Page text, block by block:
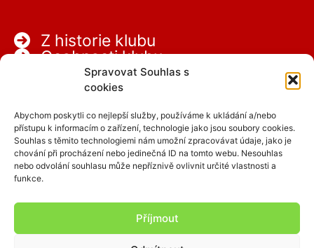
Spravovat Souhlas s
cookies
Abychom poskytli co nejlepší služby, používáme k ukládání a/nebo
přístupu k informacím o zařízení, technologie jako jsou soubory cookies.
Souhlas s těmito technologiemi nám umožní zpracovávat údaje, jako je
chování při procházení nebo jedinečná ID na tomto webu. Nesouhlas
nebo odvolání souhlasu může nepříznivě ovlivnit určité vlastnosti a
funkce.
Příjmout
Z historie klubu
Osobnosti klubu
Partneři
Kariéra